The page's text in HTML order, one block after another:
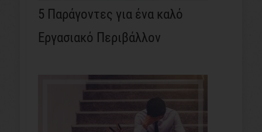
5 Παράγοντες για ένα καλό
Εργασιακό Περιβάλλον